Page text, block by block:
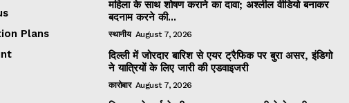
Plans
महिला के साथ शोषण कराने का दावा; अश्लील वीडियो बनाकर
बदनाम करने की...
स्थानीय August 7, 2026
दिल्ली में जोरदार बारिश से एयर ट्रैफिक पर बुरा असर, इंडिगो
ने यात्रियों के लिए जारी की एडवाइजरी
कारोबार August 7, 2026